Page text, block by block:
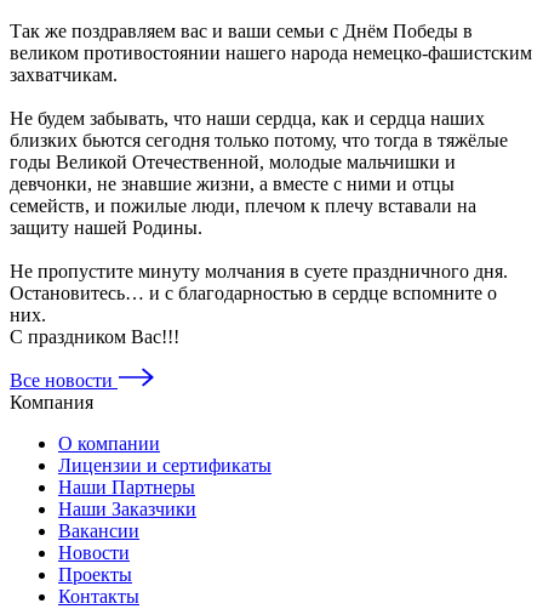
Так же поздравляем вас и ваши семьи с Днём Победы в
великом противостоянии нашего народа немецко-фашистским
захватчикам.
Не будем забывать, что наши сердца, как и сердца наших
близких бьются сегодня только потому, что тогда в тяжёлые
годы Великой Отечественной, молодые мальчишки и
девчонки, не знавшие жизни, а вместе с ними и отцы
семейств, и пожилые люди, плечом к плечу вставали на
защиту нашей Родины.
Не пропустите минуту молчания в суете праздничного дня.
Остановитесь… и с благодарностью в сердце вспомните о
них.
С праздником Вас!!!
Все новости
Компания
О компании
Лицензии и сертификаты
Наши Партнеры
Наши Заказчики
Вакансии
Новости
Проекты
Контакты